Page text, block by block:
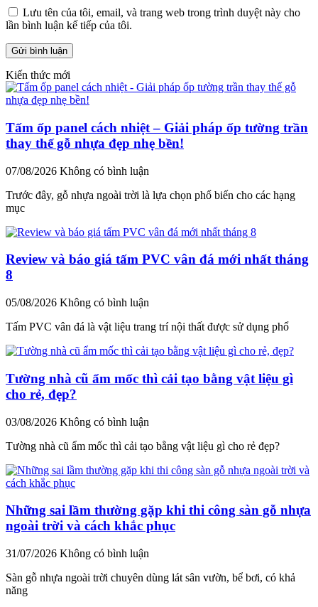
Lưu tên của tôi, email, và trang web trong trình duyệt này cho
lần bình luận kế tiếp của tôi.
Kiến thức mới
Tấm ốp panel cách nhiệt – Giải pháp ốp tường trần
thay thế gỗ nhựa đẹp nhẹ bền!
07/08/2026 Không có bình luận
Trước đây, gỗ nhựa ngoài trời là lựa chọn phổ biến cho các hạng
mục
Review và báo giá tấm PVC vân đá mới nhất tháng
8
05/08/2026 Không có bình luận
Tấm PVC vân đá là vật liệu trang trí nội thất được sử dụng phổ
Tường nhà cũ ẩm mốc thì cải tạo bằng vật liệu gì
cho rẻ, đẹp?
03/08/2026 Không có bình luận
Tường nhà cũ ẩm mốc thì cải tạo bằng vật liệu gì cho rẻ đẹp?
Những sai lầm thường gặp khi thi công sàn gỗ nhựa
ngoài trời và cách khắc phục
31/07/2026 Không có bình luận
Sàn gỗ nhựa ngoài trời chuyên dùng lát sân vườn, bể bơi, có khả
năng